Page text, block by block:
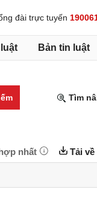
đài trực tuyến
Bản tin luật
Tìm
nhất Tải về